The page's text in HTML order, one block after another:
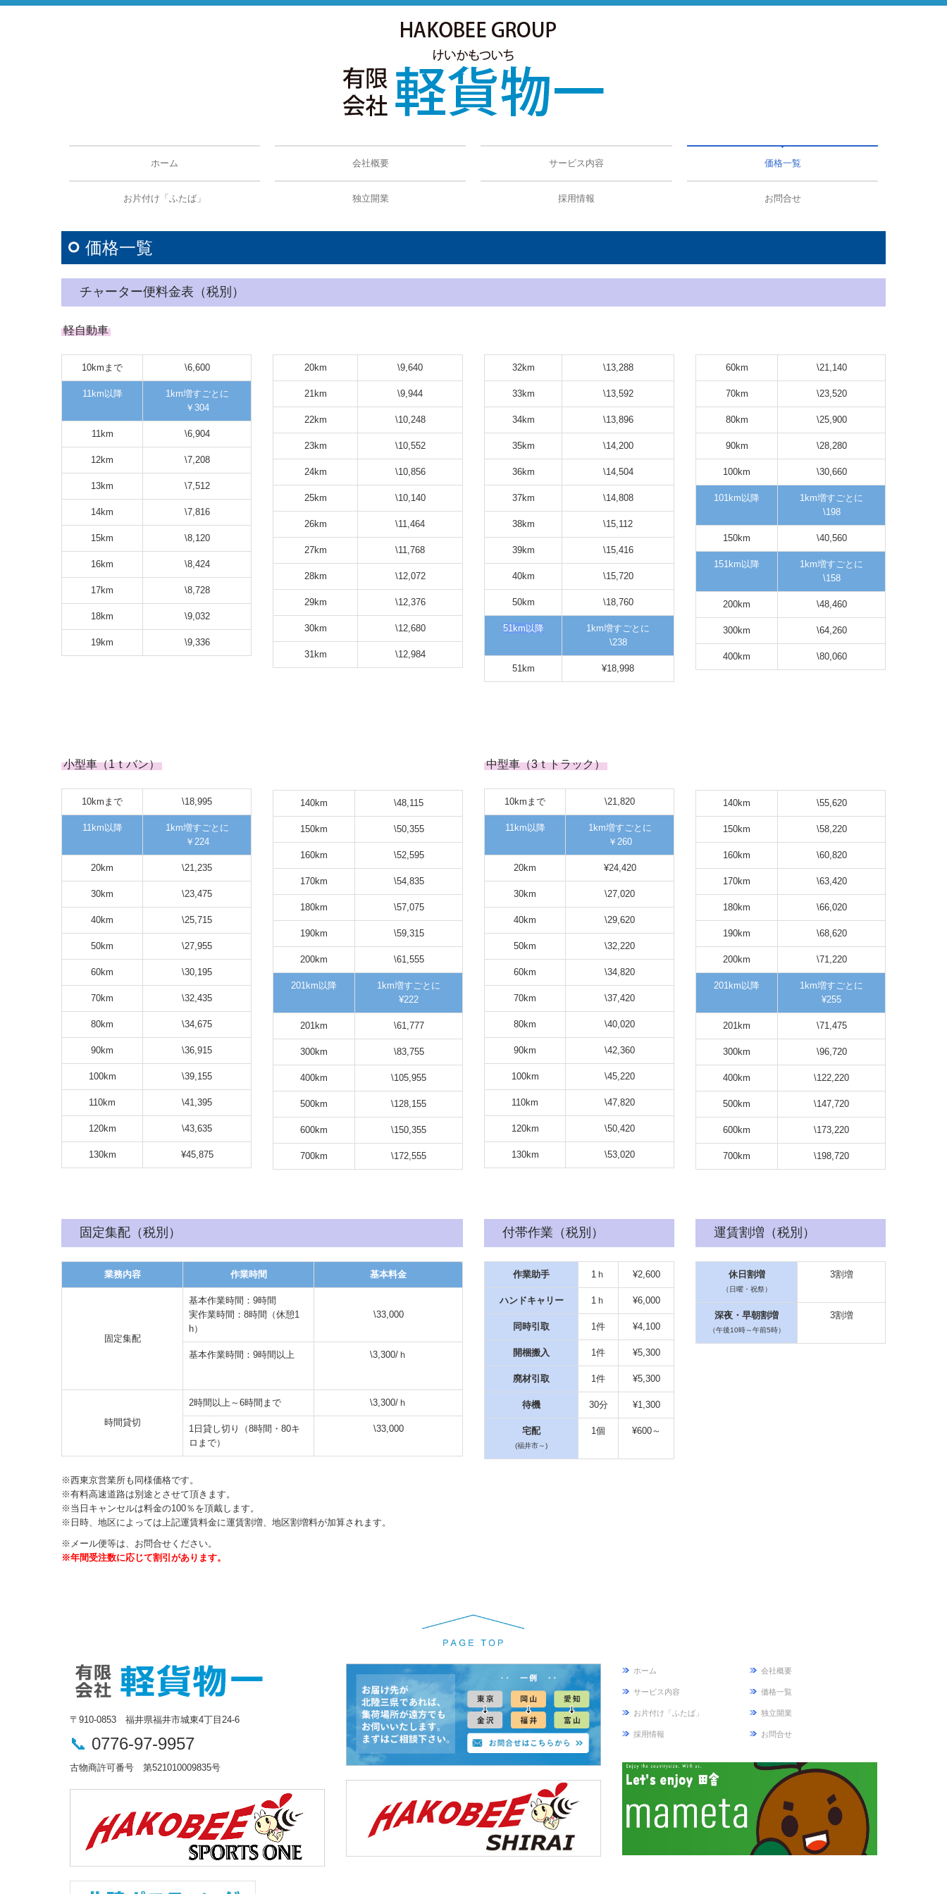
ホーム 会社概要 サービス内容 価格一覧
お片付け「ふたば」 独立開業 採用情報 お問合せ
価格一覧
チャーター便料金表（税別）
軽自動車
10kmまで \6,600
11km以降
1km増すごとに
￥304
11km \6,904
12km \7,208
13km \7,512
14km \7,816
15km \8,120
16km \8,424
17km \8,728
18km \9,032
19km \9,336
20km \9,640
21km \9,944
22km \10,248
23km \10,552
24km \10,856
25km \10,140
26km \11,464
27km \11,768
28km \12,072
29km \12,376
30km \12,680
31km \12,984
32km \13,288
33km \13,592
34km \13,896
35km \14,200
36km \14,504
37km \14,808
38km \15,112
39km \15,416
40km \15,720
50km \18,760
51km以降
1km増すごとに
\238
51km ¥18,998
60km \21,140
70km \23,520
80km \25,900
90km \28,280
100km \30,660
101km以降
1km増すごとに
\198
150km \40,560
151km以降
1km増すごとに
\158
200km \48,460
300km \64,260
400km \80,060
小型車（1ｔバン）
10kmまで \18,995
11km以降
1km増すごとに
￥224
20km \21,235
30km \23,475
40km \25,715
50km \27,955
60km \30,195
70km \32,435
80km \34,675
90km \36,915
100km \39,155
110km \41,395
120km \43,635
130km ¥45,875
140km \48,115
150km \50,355
160km \52,595
170km \54,835
180km \57,075
190km \59,315
200km \61,555
201km以降
1km増すごとに
¥222
201km \61,777
300km \83,755
400km \105,955
500km \128,155
600km \150,355
700km \172,555
中型車（3ｔトラック）
10kmまで \21,820
11km以降
1km増すごとに
￥260
20km ¥24,420
30km \27,020
40km \29,620
50km \32,220
60km \34,820
70km \37,420
80km \40,020
90km \42,360
100km \45,220
110km \47,820
120km \50,420
130km \53,020
140km \55,620
150km \58,220
160km \60,820
170km \63,420
180km \66,020
190km \68,620
200km \71,220
201km以降
1km増すごとに
¥255
201km \71,475
300km \96,720
400km \122,220
500km \147,720
600km \173,220
700km \198,720
固定集配（税別）
業務内容 作業時間 基本料金
固定集配
基本作業時間：9時間
実作業時間：8時間（休憩1
h）
\33,000
基本作業時間：9時間以上 \3,300/ｈ
時間貸切
2時間以上～6時間まで \3,300/ｈ
1日貸し切り（8時間・80キ
ロまで）
\33,000
付帯作業（税別）
作業助手 1ｈ ¥2,600
ハンドキャリー 1ｈ ¥6,000
同時引取 1件 ¥4,100
開梱搬入 1件 ¥5,300
廃材引取 1件 ¥5,300
待機 30分 ¥1,300
宅配
(福井市～)
1個 ¥600～
運賃割増（税別）
休日割増
（日曜・祝祭）
3割増
深夜・早朝割増
（午後10時～午前5時）
3割増
※西東京営業所も同様価格です。
※有料高速道路は別途とさせて頂きます。
※当日キャンセルは料金の100％を頂戴します。
※日時、地区によっては上記運賃料金に運賃割増、地区割増料が加算されます。
※メール便等は、お問合せください。
※年間受注数に応じて割引があります。
〒910-0853 福井県福井市城東4丁目24-6
📞 0776-97-9957
古物商許可番号 第521010009835号
ホーム 会社概要
サービス内容 価格一覧
お片付け「ふたば」 独立開業
採用情報 お問合せ